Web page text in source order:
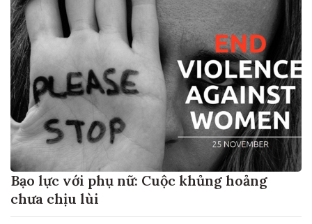
Bạo lực với phụ nữ: Cuộc khủng hoảng
chưa chịu lùi